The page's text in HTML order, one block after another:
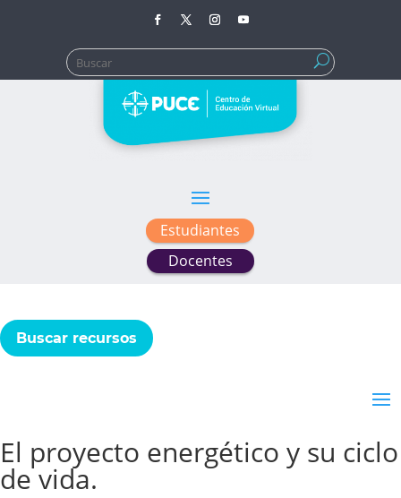
Buscar:
Estudiantes
Docentes
Buscar recursos
El proyecto energético y su ciclo
de vida.